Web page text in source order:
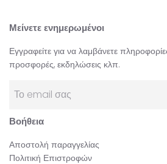
Μείνετε ενημερωμένοι
Εγγραφείτε για να λαμβάνετε
προσφορές, εκδηλώσεις κλπ.
Βοήθεια
Αποστολή παραγγελίας
Πολιτική Επιστροφών